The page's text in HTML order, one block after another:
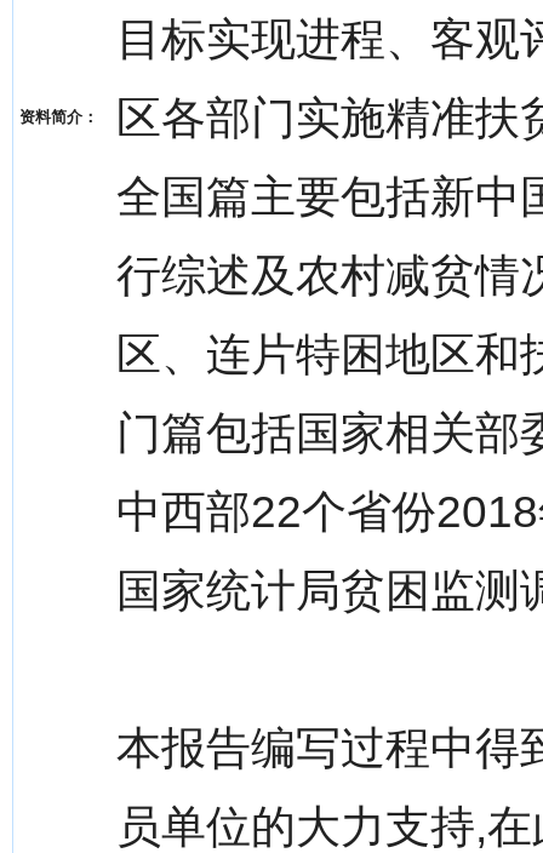
资料简介：
目标实现进程、客
区各部门实施精准
全国篇主要包括新中
行综述及农村减贫情
区、连片特困地区
门篇包括国家相关部
中西部22个省份
国家统计局贫困监测
本报告编写过程中得
员单位的大力支持,